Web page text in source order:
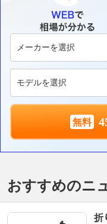
おすすめのニ
折